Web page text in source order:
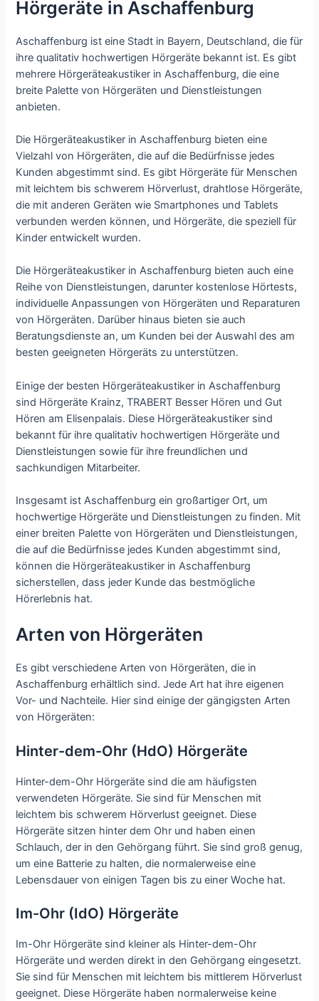
Hörgeräte in Aschaffenburg
Aschaffenburg ist eine Stadt in Bayern, Deutschland, die für
ihre qualitativ hochwertigen Hörgeräte bekannt ist. Es gibt
mehrere Hörgeräteakustiker in Aschaffenburg, die eine
breite Palette von Hörgeräten und Dienstleistungen
anbieten.
Die Hörgeräteakustiker in Aschaffenburg bieten eine
Vielzahl von Hörgeräten, die auf die Bedürfnisse jedes
Kunden abgestimmt sind. Es gibt Hörgeräte für Menschen
mit leichtem bis schwerem Hörverlust, drahtlose Hörgeräte,
die mit anderen Geräten wie Smartphones und Tablets
verbunden werden können, und Hörgeräte, die speziell für
Kinder entwickelt wurden.
Die Hörgeräteakustiker in Aschaffenburg bieten auch eine
Reihe von Dienstleistungen, darunter kostenlose Hörtests,
individuelle Anpassungen von Hörgeräten und Reparaturen
von Hörgeräten. Darüber hinaus bieten sie auch
Beratungsdienste an, um Kunden bei der Auswahl des am
besten geeigneten Hörgeräts zu unterstützen.
Einige der besten Hörgeräteakustiker in Aschaffenburg
sind Hörgeräte Krainz, TRABERT Besser Hören und Gut
Hören am Elisenpalais. Diese Hörgeräteakustiker sind
bekannt für ihre qualitativ hochwertigen Hörgeräte und
Dienstleistungen sowie für ihre freundlichen und
sachkundigen Mitarbeiter.
Insgesamt ist Aschaffenburg ein großartiger Ort, um
hochwertige Hörgeräte und Dienstleistungen zu finden. Mit
einer breiten Palette von Hörgeräten und Dienstleistungen,
die auf die Bedürfnisse jedes Kunden abgestimmt sind,
können die Hörgeräteakustiker in Aschaffenburg
sicherstellen, dass jeder Kunde das bestmögliche
Hörerlebnis hat.
Arten von Hörgeräten
Es gibt verschiedene Arten von Hörgeräten, die in
Aschaffenburg erhältlich sind. Jede Art hat ihre eigenen
Vor- und Nachteile. Hier sind einige der gängigsten Arten
von Hörgeräten:
Hinter-dem-Ohr (HdO) Hörgeräte
Hinter-dem-Ohr Hörgeräte sind die am häufigsten
verwendeten Hörgeräte. Sie sind für Menschen mit
leichtem bis schwerem Hörverlust geeignet. Diese
Hörgeräte sitzen hinter dem Ohr und haben einen
Schlauch, der in den Gehörgang führt. Sie sind groß genug,
um eine Batterie zu halten, die normalerweise eine
Lebensdauer von einigen Tagen bis zu einer Woche hat.
Im-Ohr (IdO) Hörgeräte
Im-Ohr Hörgeräte sind kleiner als Hinter-dem-Ohr
Hörgeräte und werden direkt in den Gehörgang eingesetzt.
Sie sind für Menschen mit leichtem bis mittlerem Hörverlust
geeignet. Diese Hörgeräte haben normalerweise keine